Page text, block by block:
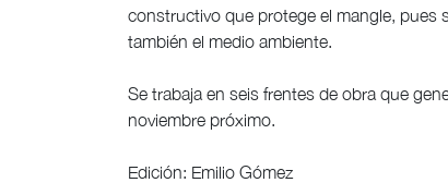
constructivo que protege el mangle, pues
también el medio ambiente.
Se trabaja en seis frentes de obra que
noviembre próximo.
Edición: Emilio Gómez